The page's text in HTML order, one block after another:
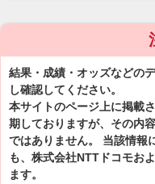
結果・成績・オッズなどの
し確認してください。
本サイトのページ上に掲載
期しておりますが、その内
ではありません。 当該情報
も、株式会社NTTドコモお
ます。